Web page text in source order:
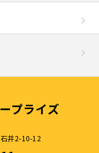
プライズ
井2-10-12